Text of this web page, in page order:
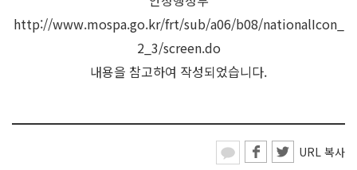
http://www.mospa.go.kr/frt/sub/a06/b08/nationalIcon_
2_3/screen.do
내용을 참고하여 작성되었습니다.
URL 복사